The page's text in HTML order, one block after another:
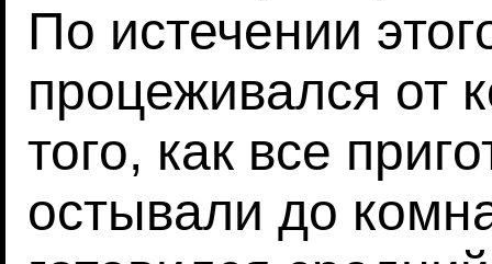
По истечении
процеживался от
того, как все
остывали до